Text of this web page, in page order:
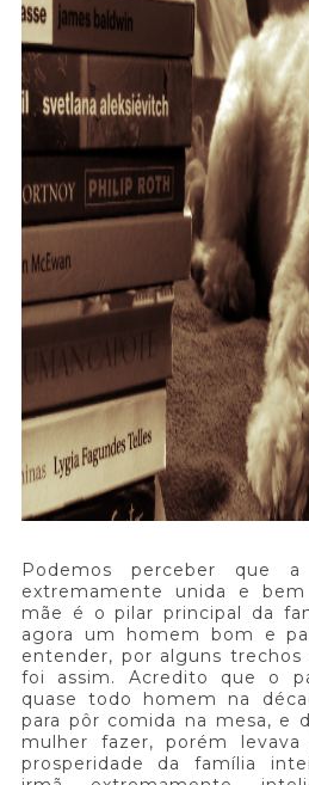
Podemos perceber que
extremamente unida e
mãe é o pilar principal da
agora um homem bom e
entender, por alguns
foi assim. Acredito que o
quase todo homem na
para pôr comida na mesa, e
mulher fazer, porém
prosperidade da família